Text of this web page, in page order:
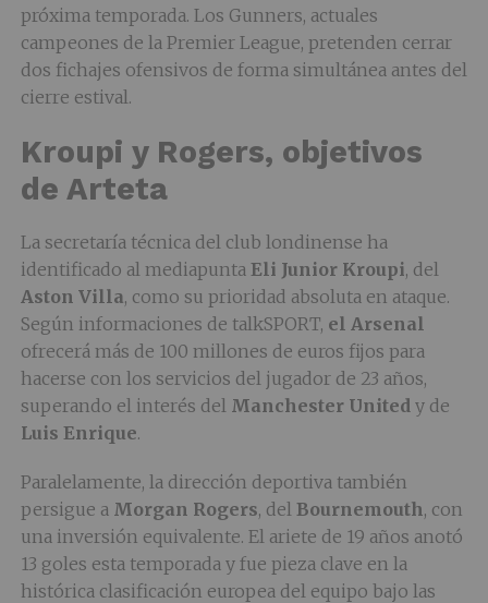
próxima temporada. Los Gunners, actuales
campeones de la Premier League, pretenden cerrar
dos fichajes ofensivos de forma simultánea antes del
cierre estival.
Kroupi y Rogers, objetivos
de Arteta
La secretaría técnica del club londinense ha
identificado al mediapunta Eli Junior Kroupi, del
Aston Villa, como su prioridad absoluta en ataque.
Según informaciones de talkSPORT, el Arsenal
ofrecerá más de 100 millones de euros fijos para
hacerse con los servicios del jugador de 23 años,
superando el interés del Manchester Unitedy de
Luis Enrique.
Paralelamente, la dirección deportiva también
persigue a Morgan Rogers, del Bournemouth, con
una inversión equivalente. El ariete de 19 años anotó
13 goles esta temporada y fue pieza clave en la
histórica clasificación europea del equipo bajo las